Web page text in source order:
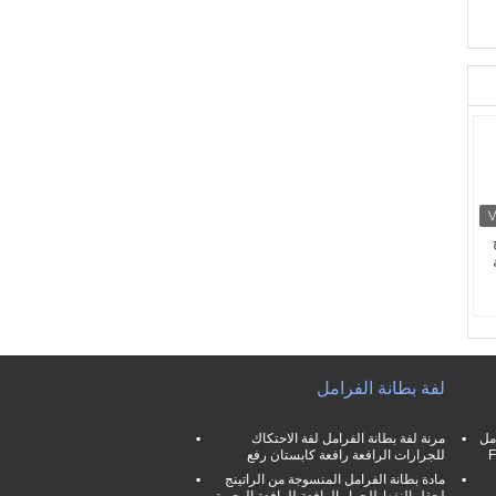
لفة بطانة الفرامل
مرنة لفة بطانة الفرامل لفة الاحتكاك
للجرارات الرافعة رافعة كابستان رفع
مادة بطانة الفرامل المنسوجة من الراتينج